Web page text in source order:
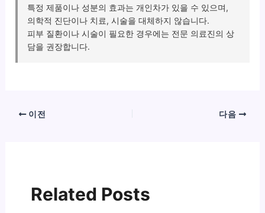
특정 제품이나 성분의 효과는 개인차가 있을 수 있으며,
의학적 진단이나 치료, 시술을 대체하지 않습니다.
피부 질환이나 시술이 필요한 경우에는 전문 의료진의 상
담을 권장합니다.
이전 다음
Related Posts